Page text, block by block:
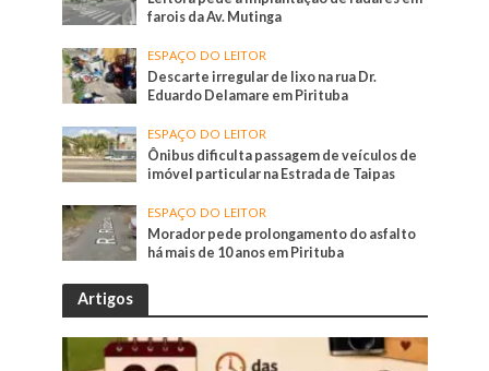
farois da Av. Mutinga
ESPAÇO DO LEITOR
Descarte irregular de lixo na rua Dr.
Eduardo Delamare em Pirituba
ESPAÇO DO LEITOR
Ônibus dificulta passagem de veículos de
imóvel particular na Estrada de Taipas
ESPAÇO DO LEITOR
Morador pede prolongamento do asfalto
há mais de 10 anos em Pirituba
Artigos